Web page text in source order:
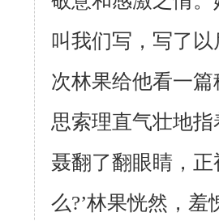
叫我们写，写了
次林果给他看一
思索理直气壮地
聂翻了翻眼睛，
么?’林果恍然，羞